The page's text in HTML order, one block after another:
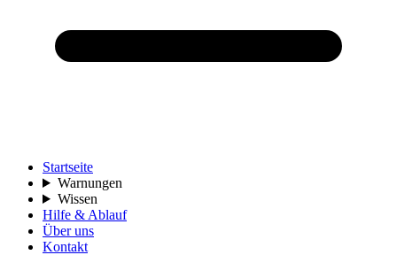
Startseite
Warnungen
Wissen
Hilfe & Ablauf
Über uns
Kontakt